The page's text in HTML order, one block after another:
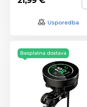
Usporedba
Besplatna dostava